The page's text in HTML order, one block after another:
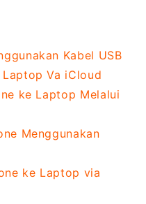
Kabel USB
Va iCloud
ke Laptop Melalui
Menggunakan
ke Laptop via